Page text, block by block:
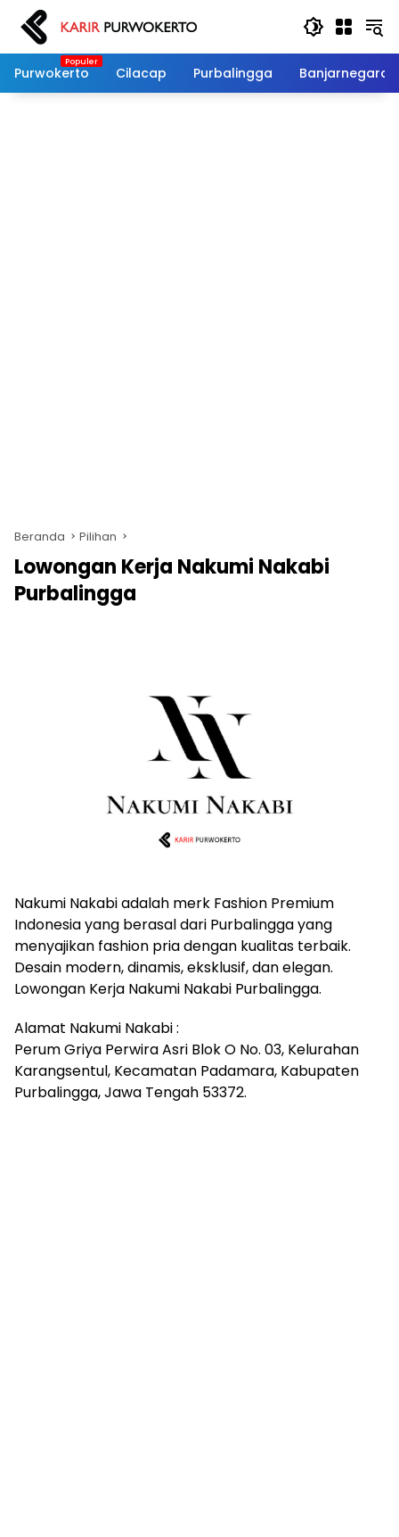
Langsung
konten
Purwokerto
Cilacap Purbalingga Banjarnegara
Beranda Pilihan
Lowongan Kerja Nakumi Nakabi
Purbalingga
Nakumi Nakabi adalah merk Fashion Premium
Indonesia yang berasal dari Purbalingga yang
menyajikan fashion pria dengan kualitas terbaik.
Desain modern, dinamis, eksklusif, dan elegan.
Lowongan Kerja Nakumi Nakabi Purbalingga.
Alamat Nakumi Nakabi :
Perum Griya Perwira Asri Blok O No. 03, Kelurahan
Karangsentul, Kecamatan Padamara, Kabupaten
Purbalingga, Jawa Tengah 53372.